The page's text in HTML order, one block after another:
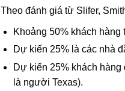
Theo đánh giá từ Slifer,
Khoảng 50% khách
Dự kiến 25% là các nhà
Dự kiến 25% khách
là người Texas).